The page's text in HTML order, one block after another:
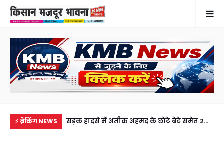
⚡ ब्रेकिंग NEWS
में से नहीं पहुंची एक
सड़क हादसे में अतीक अहमद के छोटे बेटे समेत 2